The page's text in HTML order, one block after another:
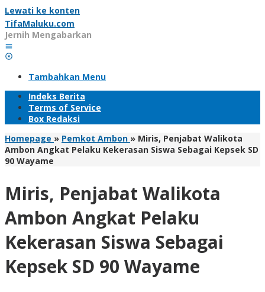
Lewati ke konten
TifaMaluku.com
Jernih Mengabarkan
Tambahkan Menu
Indeks Berita
Terms of Service
Box Redaksi
Homepage » Pemkot Ambon » Miris, Penjabat Walikota
Ambon Angkat Pelaku Kekerasan Siswa Sebagai Kepsek SD
90 Wayame
Miris, Penjabat Walikota
Ambon Angkat Pelaku
Kekerasan Siswa Sebagai
Kepsek SD 90 Wayame